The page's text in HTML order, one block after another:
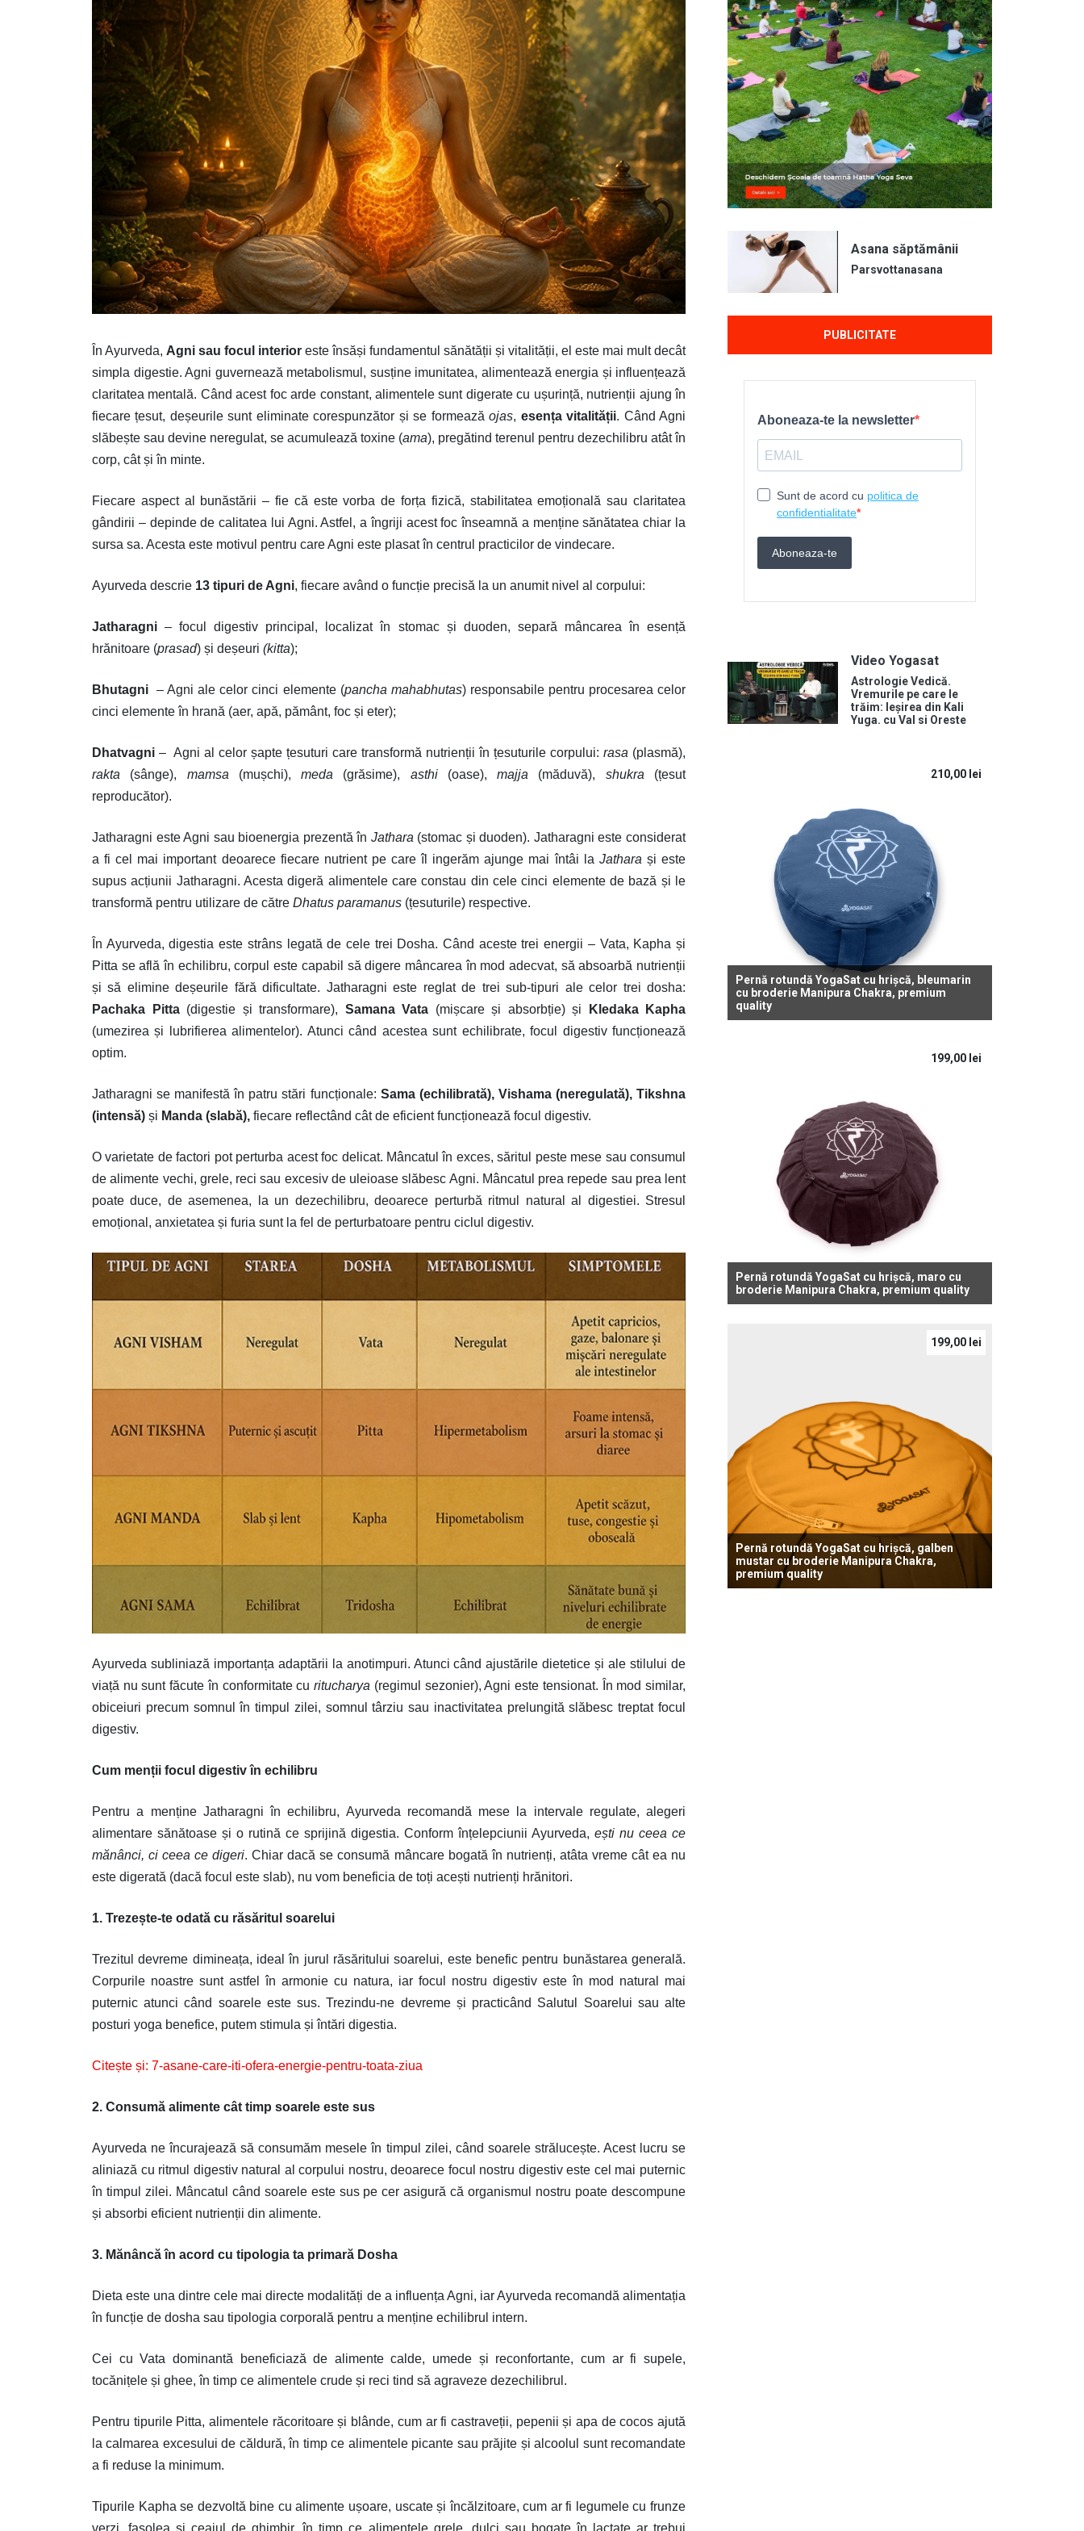
În Ayurveda, Agni sau focul interior este însăși fundamentul sănătății și vitalității, el este mai mult decât
simpla digestie. Agni guvernează metabolismul, susține imunitatea, alimentează energia și influențează
claritatea mentală. Când acest foc arde constant, alimentele sunt digerate cu ușurință, nutrienții ajung în
fiecare țesut, deșeurile sunt eliminate corespunzător și se formeazăojas, esența vitalității. Când Agni
slăbește sau devine neregulat, se acumulează toxine (ama), pregătind terenul pentru dezechilibru atât în
​​corp, cât și în minte.
Fiecare aspect al bunăstării – fie că este vorba de forța fizică, stabilitatea emoțională sau claritatea
gândirii – depinde de calitatea lui Agni. Astfel, a îngriji acest foc înseamnă a menține sănătatea chiar la
sursa sa. Acesta este motivul pentru care Agni este plasat în centrul practicilor de vindecare.
Ayurveda descrie 13 tipuri de Agni, fiecare având o funcție precisă la un anumit nivel al corpului:
Jatharagni– focul digestiv principal, localizat în stomac și duoden, separă mâncarea în esență
hrănitoare (prasad) și deșeuri (kitta);
Bhutagni – Agni ale celor cinci elemente (pancha mahabhutas) responsabile pentru procesarea celor
cinci elemente în hrană (aer, apă, pământ, foc și eter);
Dhatvagni – Agni al celor șapte țesuturi care transformă nutrienții în țesuturile corpului: rasa (plasmă),
rakta (sânge), mamsa (mușchi),meda (grăsime), asthi(oase),majja (măduvă), shukra (țesut
reproducător).
Jatharagni este Agni sau bioenergia prezentă în Jathara (stomac și duoden). Jatharagni este considerat
a fi cel mai important deoarece fiecare nutrient pe care îl ingerăm ajunge mai întâi la Jathara și este
supus acțiunii Jatharagni. Acesta digeră alimentele care constau din cele cinci elemente de bază și le
transformă pentru utilizare de către Dhatus paramanus (țesuturile) respective.
În Ayurveda, digestia este strâns legată de cele trei Dosha. Când aceste trei energii – Vata, Kapha și
Pitta se află în echilibru, corpul este capabil să digere mâncarea în mod adecvat, să absoarbă nutrienții
și să elimine deșeurile fără dificultate. Jatharagni este reglat de trei sub-tipuri ale celor trei dosha:
Pachaka Pitta(digestie și transformare), Samana Vata (mișcare și absorbție) și
Kledaka Kapha
(umezirea și lubrifierea alimentelor). Atunci când acestea sunt echilibrate, focul digestiv funcționează
optim.
Jatharagni se manifestă în patru stări funcționale: Sama (echilibrată), Vishama (neregulată), Tikshna
(intensă) și Manda (slabă), fiecare reflectând cât de eficient funcționează focul digestiv.
O varietate de factori pot perturba acest foc delicat. Mâncatul în exces, săritul peste mese sau consumul
de alimente vechi, grele, reci sau excesiv de uleioase slăbesc Agni. Mâncatul prea repede sau prea lent
poate duce, de asemenea, la un dezechilibru, deoarece perturbă ritmul natural al digestiei. Stresul
emoțional, anxietatea și furia sunt la fel de perturbatoare pentru ciclul digestiv.
Image
Ayurveda subliniază importanța adaptării la anotimpuri. Atunci când ajustările dietetice și ale stilului de
viață nu sunt făcute în conformitate curitucharya (regimul sezonier), Agni este tensionat. În mod similar,
obiceiuri precum somnul în timpul zilei, somnul târziu sau inactivitatea prelungită slăbesc treptat focul
digestiv.
Cum menții focul digestiv în echilibru
Pentru a menține Jatharagni în echilibru, Ayurveda recomandă mese la intervale regulate, alegeri
alimentare sănătoase și o rutină ce sprijină digestia. Conform înțelepciunii Ayurveda, ești nu ceea ce
mănânci, ci ceea ce digeri. Chiar dacă se consumă mâncare bogată în nutrienți, atâta vreme cât ea nu
este digerată (dacă focul este slab), nu vom beneficia de toți acești nutrienți hrănitori.
1. Trezește-te odată cu răsăritul soarelui
Trezitul devreme dimineața, ideal în jurul răsăritului soarelui, este benefic pentru bunăstarea generală.
Corpurile noastre sunt astfel în armonie cu natura, iar focul nostru digestiv este în mod natural mai
puternic atunci când soarele este sus. Trezindu-ne devreme și practicând Salutul Soarelui sau alte
posturi yoga benefice, putem stimula și întări digestia.
Citește și: 7-asane-care-iti-ofera-energie-pentru-toata-ziua
2. Consumă alimente cât timp soarele este sus
Ayurveda ne încurajează să consumăm mesele în timpul zilei, când soarele strălucește. Acest lucru se
aliniază cu ritmul digestiv natural al corpului nostru, deoarece focul nostru digestiv este cel mai puternic
în timpul zilei. Mâncatul când soarele este sus pe cer asigură că organismul nostru poate descompune
și absorbi eficient nutrienții din alimente.
3. Mănâncă în acord cu tipologia ta primară Dosha
Dieta este una dintre cele mai directe modalități de a influența Agni, iar Ayurveda recomandă alimentația
în funcție de dosha sau tipologia corporală pentru a menține echilibrul intern.
Cei cu Vata dominantă beneficiază de alimente calde, umede și reconfortante, cum ar fi supele,
tocănițele și ghee, în timp ce alimentele crude și reci tind să agraveze dezechilibrul.
Pentru tipurile Pitta, alimentele răcoritoare și blânde, cum ar fi castraveții, pepenii și apa de cocos ajută
la calmarea excesului de căldură, în timp ce alimentele picante sau prăjite și alcoolul sunt recomandate
a fi reduse la minimum.
Tipurile Kapha se dezvoltă bine cu alimente ușoare, uscate și încălzitoare, cum ar fi legumele cu frunze
verzi, fasolea și ceaiul de ghimbir, în timp ce alimentele grele, dulci sau bogate în lactate ar trebui
Asana săptămânii
Parsvottanasana
PUBLICITATE
Video Yogasat
Astrologie Vedică.
Vremurile pe care le
trăim: Ieșirea din Kali
Yuga. cu Val si Oreste
Pernă rotundă YogaSat cu hrișcă, bleumarin
cu broderie Manipura Chakra, premium
quality
210,00 lei
Pernă rotundă YogaSat cu hrișcă, maro cu
broderie Manipura Chakra, premium quality
199,00 lei
Pernă rotundă YogaSat cu hrișcă, galben
mustar cu broderie Manipura Chakra,
premium quality
199,00 lei